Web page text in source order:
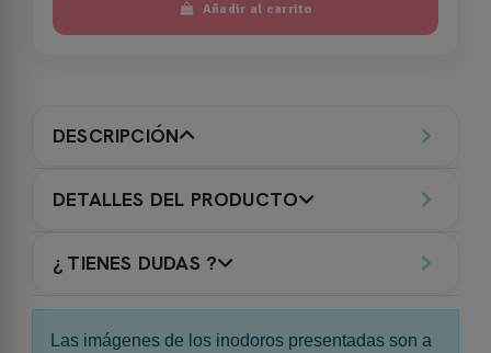
Añadir al carrito
DESCRIPCIÓN
DETALLES DEL PRODUCTO
¿ TIENES DUDAS ?
Las imágenes de los inodoros presentadas son a